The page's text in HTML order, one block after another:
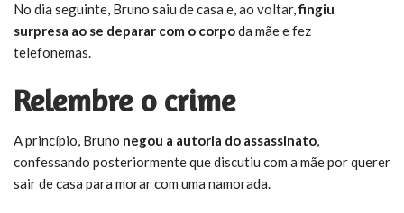
No dia seguinte, Bruno saiu de casa e, ao voltar,fingiu
surpresa ao se deparar com o corpoda mãe e fez
telefonemas.
Relembre o crime
A princípio, Bruno negou a autoria do assassinato,
confessando posteriormente que discutiu com a mãe por querer
sair de casa para morar com uma namorada.